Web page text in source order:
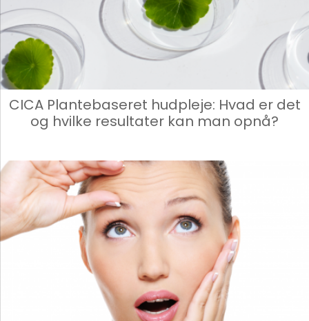
CICA Plantebaseret hudpleje: Hvad er det
og hvilke resultater kan man opnå?